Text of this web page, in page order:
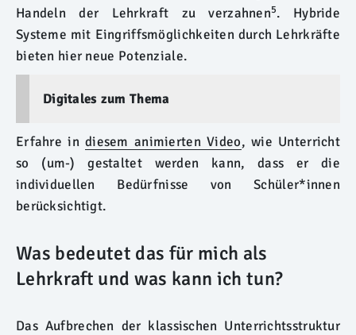
Handeln der Lehrkraft zu verzahnen5. Hybride
Systeme mit Eingriffsmöglichkeiten durch Lehrkräfte
bieten hier neue Potenziale.
Digitales zum Thema
Erfahre indiesem animierten Video, wie Unterricht
so (um-) gestaltet werden kann, dass er die
individuellen Bedürfnisse von Schüler*innen
berücksichtigt.
Was bedeutet das für mich als
Lehrkraft und was kann ich tun?
Das Aufbrechen der klassischen Unterrichtsstruktur